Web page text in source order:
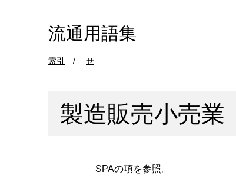
流通用語集
索引 せ
製造販売小売業
SPAの項を参照。